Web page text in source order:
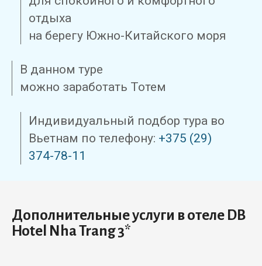
отдыха
на берегу Южно-Китайского моря
В данном туре
можно заработать Тотем
Индивидуальный подбор тура во
Вьетнам по телефону: +375 (29)
374-78-11
Дополнительные услуги в отеле DB
Hotel Nha Trang 3*